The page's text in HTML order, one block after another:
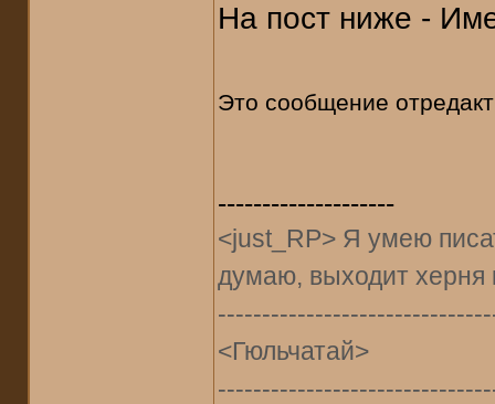
На пост ниже -
Это сообщение
--------------------
<just_RP> Я умею
думаю, выходит херня
<Гюльчатай>